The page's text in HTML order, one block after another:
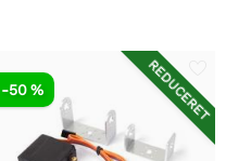
REDUCERET
-50 %